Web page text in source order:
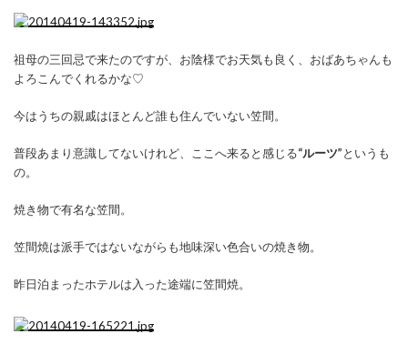
祖母の三回忌で来たのですが、お陰様でお天気も良く、おばあちゃんも
よろこんでくれるかな♡
今はうちの親戚はほとんど誰も住んでいない笠間。
普段あまり意識してないけれど、ここへ来ると感じる“ルーツ”というも
の。
焼き物で有名な笠間。
笠間焼は派手ではないながらも地味深い色合いの焼き物。
昨日泊まったホテルは入った途端に笠間焼。